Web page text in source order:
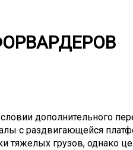
дополнительного
с раздвигающейся
тяжелых грузов, однако